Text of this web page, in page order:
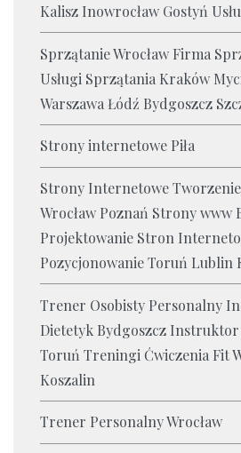
Kalisz Inowrocław Gostyń
Sprzątanie Wrocław Firma
Usługi Sprzątania Kraków
Warszawa Łódź Bydgoszcz
Strony internetowe Piła
Strony Internetowe
Wrocław Poznań Strony www
Projektowanie Stron
Pozycjonowanie Toruń Lublin
Trener Osobisty Personalny
Dietetyk Bydgoszcz Instruktor
Toruń Treningi Ćwiczenia Fit
Koszalin
Trener Personalny Wrocław